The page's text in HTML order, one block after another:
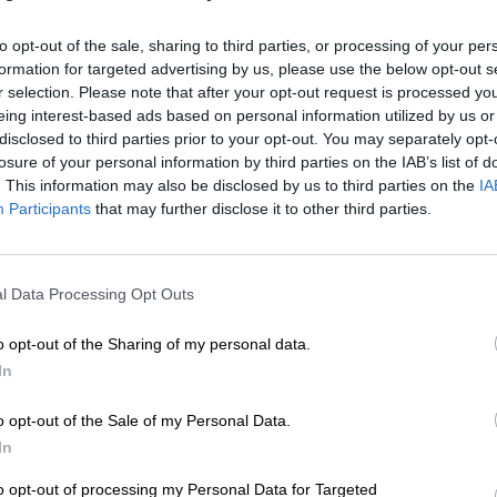
opt-out of the sale, sharing to third parties, or processing of your
for targeted advertising by us, please use the below opt-out
selection. Please note that after your opt-out request is processed
interest-based ads based on personal information utilized by us
to third parties prior to your opt-out. You may separately
of your personal information by third parties on the IAB’s list of
This information may also be disclosed by us to third parties on the
Participants that may further disclose it to other third parties.
Data Processing Opt Outs
opt-out of the Sharing of my personal data.
opt-out of the Sale of my Personal Data.
opt-out of processing my Personal Data for Targeted
negociar contenidos programáticos. Yo
al frente de Ministerios les pueda venir mejor
otras historias.Pero no es de recibo
de poder ejercer desde dentrola función
se desviara de su camino . No se
de querer irse con la derecha a la primera
y tras las elecciones generales, participar en un
en la cohesión y lealtad de una coalición.
voluntad decidida de ambas partes. Una
de conflictos internos y de crisis de
que la sentencia sobre el procés en Cataluña
Tampocolas engañosas palabras de Irene
le dijo a Pablo -“
de cohesión ni confianza mutua ni
una mesa y centrados en discutir el programa
presupuesto ya con bastante camino
regeneración democráticaque siguen